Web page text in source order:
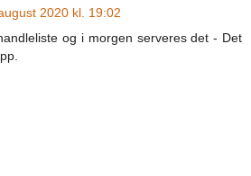
2020 kl. 19:02
og i morgen serveres det - Det